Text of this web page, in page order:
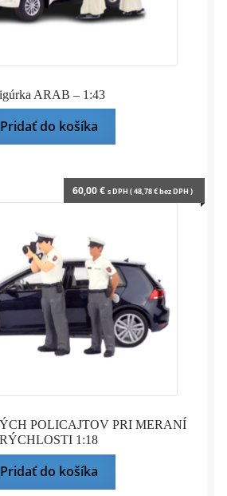
ARAB – 1:43
Pridať do košíka
POLICAJTOV PRI MERANÍ
RÝCHLOSTI 1:18
60,00€ s DPH (48,78€bez DPH )
Pridať do košíka